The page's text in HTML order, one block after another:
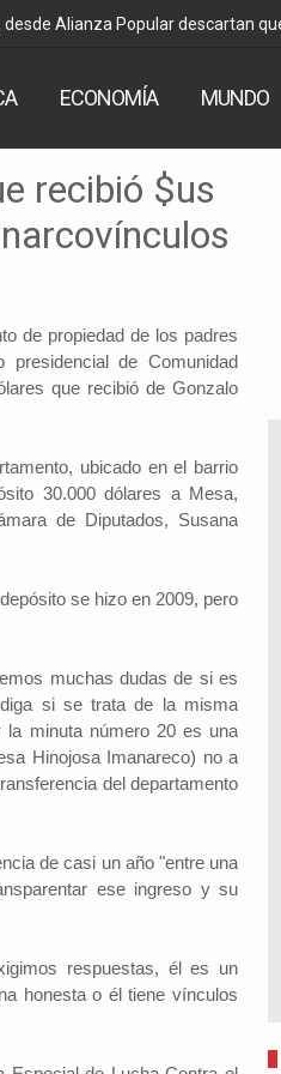
desde Alianza Popular descartan
ECONOMÍA MUNDO
recibió $us
de propiedad de los padres
de Comunidad
que recibió de Gonzalo
ubicado en el barrio
30.000 dólares a Mesa,
de Diputados, Susana
se hizo en 2009, pero
muchas dudas de si es
si se trata de la misma
la minuta número 20 es una
Hinojosa Imanareco) no a
del departamento
de casi un año "entre una
ese ingreso y su
respuestas, él es un
honesta o él tiene vínculos